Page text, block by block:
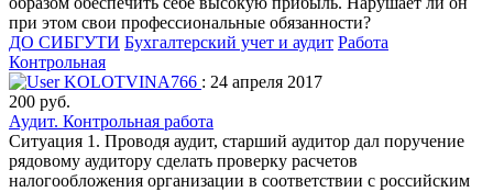
при этом свои профессиональные обязанности?
ДО СИБГУТИ Бухгалтерский учет и аудит Работа
Контрольная
KOLOTVINA766 : 24 апреля 2017
200 руб.
Аудит. Контрольная работа
Ситуация 1. Проводя аудит, старший аудитор дал поручение
рядовому аудитору сделать проверку расчетов
налогообложения организации в соответствии с российским